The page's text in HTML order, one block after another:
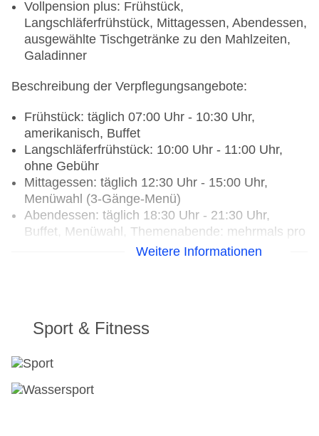
Vollpension plus: Frühstück,
Langschläferfrühstück, Mittagessen, Abendessen,
ausgewählte Tischgetränke zu den Mahlzeiten,
Galadinner
Beschreibung der Verpflegungsangebote:
Frühstück: täglich 07:00 Uhr - 10:30 Uhr,
amerikanisch, Buffet
Langschläferfrühstück: 10:00 Uhr - 11:00 Uhr,
ohne Gebühr
Mittagessen: täglich 12:30 Uhr - 15:00 Uhr,
Menüwahl (3-Gänge-Menü)
Abendessen: täglich 18:30 Uhr - 21:30 Uhr,
Buffet, Menüwahl, Themenabende: mehrmals pro
täglich 10:00 Uhr - 18:00 Uhr, gegen Gebühr
Getränke: täglich, gegen Gebühr, ausgewählte
Gebühr, ausgewählte internationale alkoholische
Weitere Informationen
Sport & Fitness